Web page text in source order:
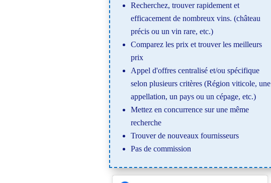
Recherchez, trouver rapidement et
efficacement de nombreux vins. (château
précis ou un vin rare, etc.)
Comparez les prix et trouver les meilleurs
prix
Appel d'offres centralisé et/ou spécifique
selon plusieurs critères (Région viticole, une
appellation, un pays ou un cépage, etc.)
Mettez en concurrence sur une même
recherche
Trouver de nouveaux fournisseurs
Pas de commission